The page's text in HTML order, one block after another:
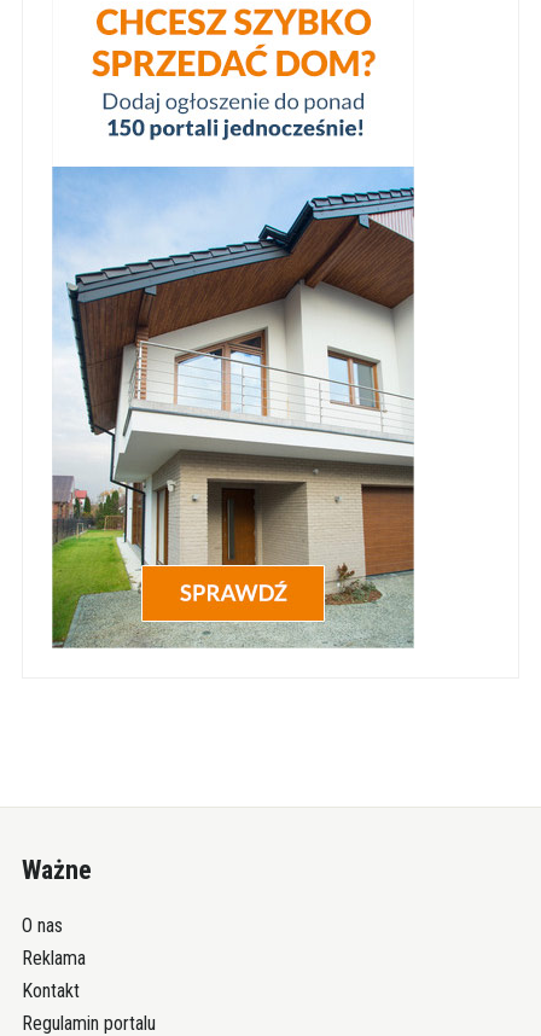
Ważne
O nas
Reklama
Kontakt
Regulamin portalu